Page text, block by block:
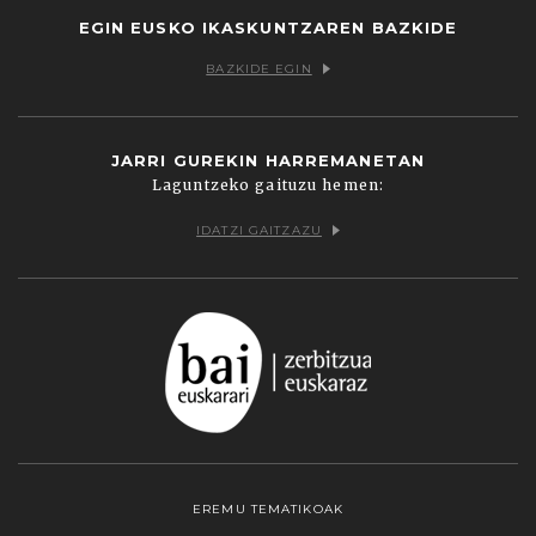
EGIN EUSKO IKASKUNTZAREN BAZKIDE
BAZKIDE EGIN
JARRI GUREKIN HARREMANETAN
Laguntzeko gaituzu hemen:
IDATZI GAITZAZU
EREMU TEMATIKOAK